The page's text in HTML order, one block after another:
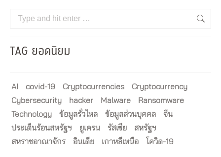
Search:
TAG ยอดนิยม
AI covid-19 Cryptocurrencies
Cryptocurrency
Cybersecurity
hacker Malware
Ransomware
Technology
ข้อมูลรั่วไหล ข้อมูลส่วนบุคคล
จีน
ประเด็นร้อนสหรัฐฯ
ยูเครน รัสเซีย
สหรัฐฯ
สหราชอาณาจักร
อินเดีย เกาหลีเหนือ โควิด-19